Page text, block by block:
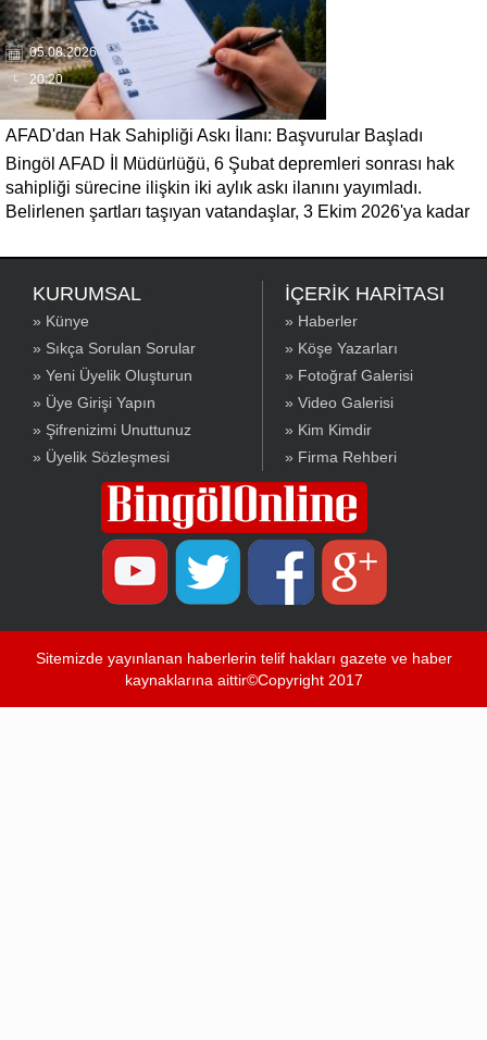
05.08.2026
20:20
AFAD'dan Hak Sahipliği Askı İlanı: Başvurular Başladı
Bingöl AFAD İl Müdürlüğü, 6 Şubat depremleri sonrası hak
sahipliği sürecine ilişkin iki aylık askı ilanını yayımladı.
Belirlenen şartları taşıyan vatandaşlar, 3 Ekim 2026'ya kadar
KURUMSAL
» Künye
» Sıkça Sorulan Sorular
» Yeni Üyelik Oluşturun
» Üye Girişi Yapın
» Şifrenizimi Unuttunuz
» Üyelik Sözleşmesi
İÇERİK HARİTASI
» Haberler
» Köşe Yazarları
» Fotoğraf Galerisi
» Video Galerisi
» Kim Kimdir
» Firma Rehberi
Sitemizde yayınlanan haberlerin telif hakları gazete ve haber
kaynaklarına aittir©Copyright 2017